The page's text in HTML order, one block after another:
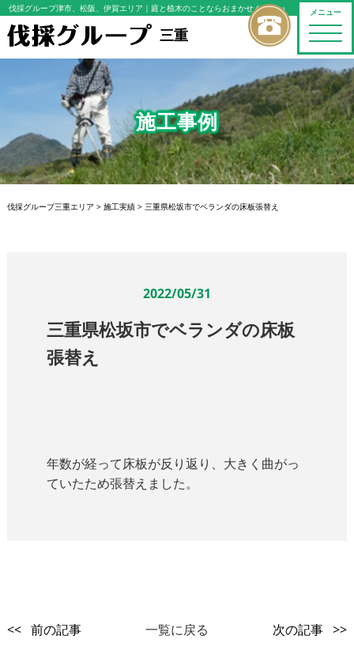
メニュー
toggle
伐採グループ津市、松阪、伊賀エリア ｜庭と植木のことならおまかせください
三重
施工事例
伐採グループ三重エリア > 施工実績> 三重県松坂市でベランダの床板張替え
2022/05/31
三重県松坂市でベランダの床板
張替え
年数が経って床板が反り返り、大きく曲がっ
ていたため張替えました。
<< 前の記事 一覧に戻る 次の記事 >>